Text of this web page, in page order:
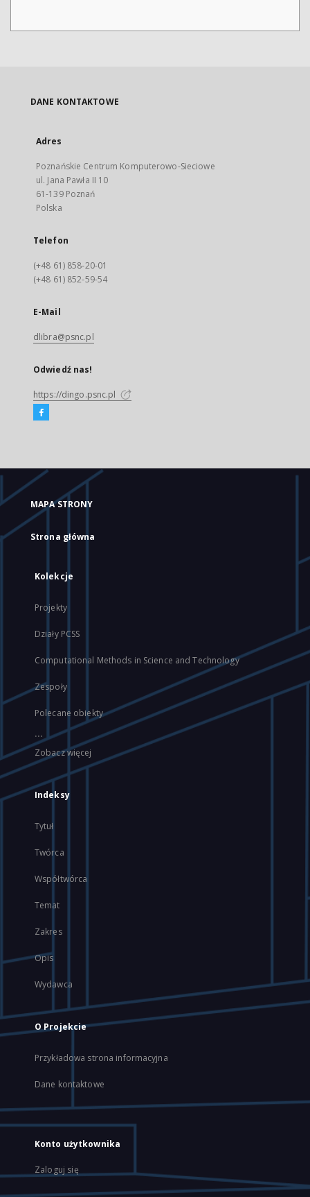
DANE KONTAKTOWE
Adres
Poznańskie Centrum Komputerowo-Sieciowe
ul. Jana Pawła II 10
61-139 Poznań
Polska
Telefon
(+48 61) 858-20-01
(+48 61) 852-59-54
E-Mail
dlibra@psnc.pl
Odwiedź nas!
https://dingo.psnc.pl
MAPA STRONY
Strona główna
Kolekcje
Projekty
Działy PCSS
Computational Methods in Science and Technology
Zespoły
Polecane obiekty
...
Zobacz więcej
Indeksy
Tytuł
Twórca
Współtwórca
Temat
Zakres
Opis
Wydawca
O Projekcie
Przykładowa strona informacyjna
Dane kontaktowe
Konto użytkownika
Zaloguj się